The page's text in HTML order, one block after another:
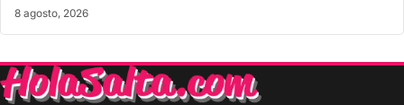
8 agosto, 2026